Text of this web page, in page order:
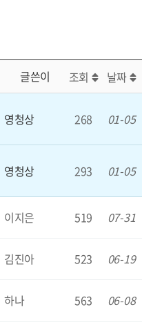
글쓴이 조회
날짜
영청상 268 01-05
영청상 293 01-05
이지은 519 07-31
김진아 523 06-19
하나 563 06-08